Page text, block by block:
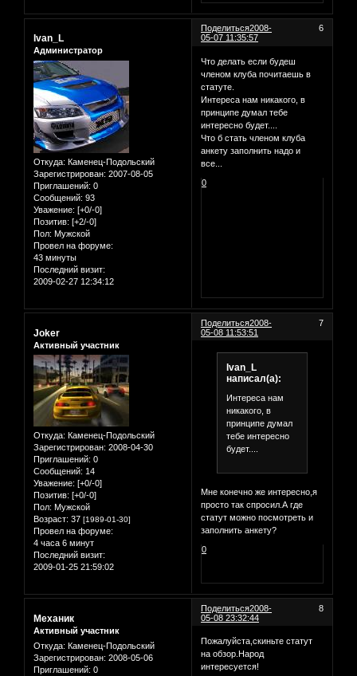
Поделиться 6
2008-
05-07 11:35:57
Ivan_L
Администратор
Откуда: Каменец-Подольский
Зарегистрирован: 2007-08-05
Приглашений: 0
Сообщений: 93
Уважение: [+0/-0]
Позитив: [+2/-0]
Пол: Мужской
Провел на форуме:
43 минуты
Последний визит:
2009-02-27 12:34:12
Что делать если будеш
членом клуба почитаешь в
статуте.
Интереса нам никакого, в
принципе думал тебе
интересно будет....
Что б стать членом клуба
анкету заполнить надо и
все...
0
Поделиться 7
2008-
05-08 11:53:51
Joker
Активный участник
Откуда: Каменец-Подольский
Зарегистрирован: 2008-04-30
Приглашений: 0
Сообщений: 14
Уважение: [+0/-0]
Позитив: [+0/-0]
Пол: Мужской
Возраст: 37 [1989-01-30]
Провел на форуме:
4 часа 6 минут
Последний визит:
2009-01-25 21:59:02
Ivan_L
написал(а):
Интереса нам
никакого, в
принципе думал
тебе интересно
будет....
Мне конечно же интересно,я
просто так спросил.А где
статут можно посмотреть и
заполнить анкету?
0
Поделиться 8
2008-
05-08 23:32:44
Механик
Активный участник
Откуда: Каменец-Подольский
Зарегистрирован: 2008-05-06
Приглашений: 0
Пожалуйста,скиньте статут
на обзор.Народ
интересуется!